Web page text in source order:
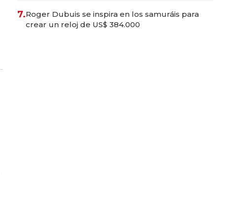
7.Roger Dubuis se inspira en los samuráis para
crear un reloj de US$ 384.000